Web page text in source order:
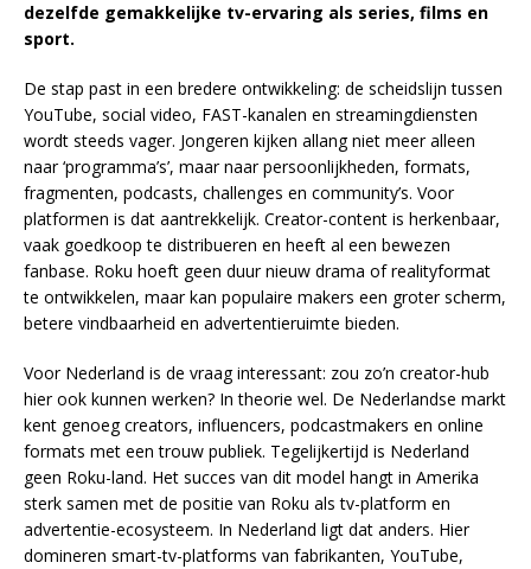
dezelfde gemakkelijke tv-ervaring als series, films en
sport.
De stap past in een bredere ontwikkeling: de scheidslijn tussen
YouTube, social video, FAST-kanalen en streamingdiensten
wordt steeds vager. Jongeren kijken allang niet meer alleen
naar ‘programma’s’, maar naar persoonlijkheden, formats,
fragmenten, podcasts, challenges en community’s. Voor
platformen is dat aantrekkelijk. Creator-content is herkenbaar,
vaak goedkoop te distribueren en heeft al een bewezen
fanbase. Roku hoeft geen duur nieuw drama of realityformat
te ontwikkelen, maar kan populaire makers een groter scherm,
betere vindbaarheid en advertentieruimte bieden.
Voor Nederland is de vraag interessant: zou zo’n creator-hub
hier ook kunnen werken? In theorie wel. De Nederlandse markt
kent genoeg creators, influencers, podcastmakers en online
formats met een trouw publiek. Tegelijkertijd is Nederland
geen Roku-land. Het succes van dit model hangt in Amerika
sterk samen met de positie van Roku als tv-platform en
advertentie-ecosysteem. In Nederland ligt dat anders. Hier
domineren smart-tv-platforms van fabrikanten, YouTube,